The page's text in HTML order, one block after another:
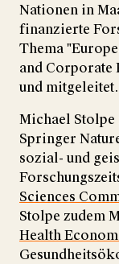
Nationen in
finanzierte
Thema
and Corporate
und mitgeleitet.
Michael
Springer
sozial- und
Sciences
Stolpe zudem
Health